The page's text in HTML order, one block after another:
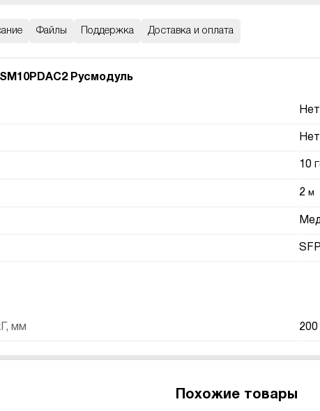
Файлы Поддержка Доставка и оплата
Русмодуль
Нет
Нет
10
2 м
мм 200
Похожие товары